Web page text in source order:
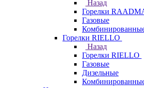
Назад
Горелки
Газовые
Горелки RIELLO
Назад
Горелки RIELLO
Газовые
Дизельные